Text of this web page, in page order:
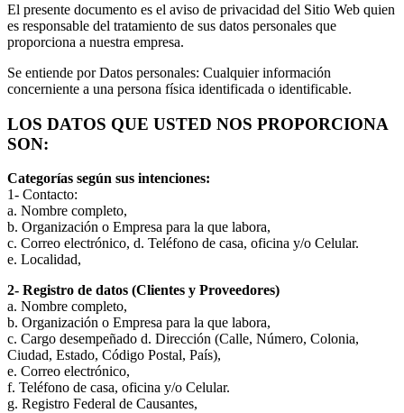
El presente documento es el aviso de privacidad del Sitio Web quien
es responsable del tratamiento de sus datos personales que
proporciona a nuestra empresa.
Se entiende por Datos personales: Cualquier información
concerniente a una persona física identificada o identificable.
LOS DATOS QUE USTED NOS PROPORCIONA
SON:
Categorías según sus intenciones:
1- Contacto:
a. Nombre completo,
b. Organización o Empresa para la que labora,
c. Correo electrónico, d. Teléfono de casa, oficina y/o Celular.
e. Localidad,
2- Registro de datos (Clientes y Proveedores)
a. Nombre completo,
b. Organización o Empresa para la que labora,
c. Cargo desempeñado d. Dirección (Calle, Número, Colonia,
Ciudad, Estado, Código Postal, País),
e. Correo electrónico,
f. Teléfono de casa, oficina y/o Celular.
g. Registro Federal de Causantes,